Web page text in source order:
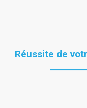
Réussite de